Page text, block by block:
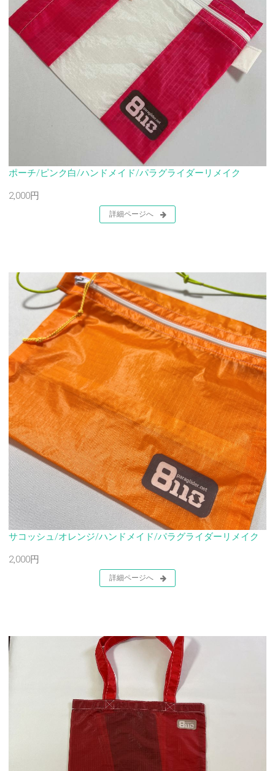
ポーチ/ピンク白/ハンドメイド/パラグライダーリメイク
2,000円
詳細ページへ
サコッシュ/オレンジ/ハンドメイド/パラグライダーリメイク
2,000円
詳細ページへ